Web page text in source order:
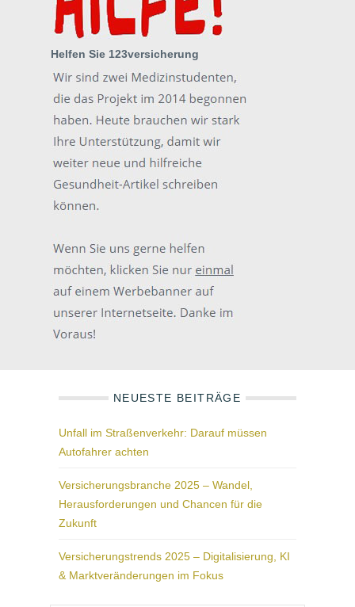
Helfen Sie 123versicherung
NEUESTE BEITRÄGE
Unfall im Straßenverkehr: Darauf müssen
Autofahrer achten
Versicherungsbranche 2025 – Wandel,
Herausforderungen und Chancen für die
Zukunft
Versicherungstrends 2025 – Digitalisierung, KI
& Marktveränderungen im Fokus